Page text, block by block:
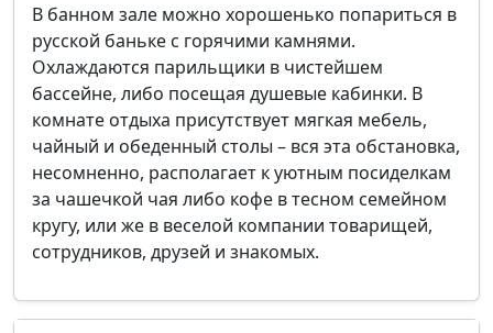
В банном зале можно хорошенько попариться в
русской баньке с горячими камнями.
Охлаждаются парильщики в чистейшем
бассейне, либо посещая душевые кабинки. В
комнате отдыха присутствует мягкая мебель,
чайный и обеденный столы – вся эта обстановка,
несомненно, располагает к уютным посиделкам
за чашечкой чая либо кофе в тесном семейном
кругу, или же в веселой компании товарищей,
сотрудников, друзей и знакомых.